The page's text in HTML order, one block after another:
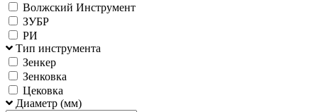
Волжский Инструмент
ЗУБР
РИ
Тип инструмента
Зенкер
Зенковка
Цековка
Диаметр (мм)